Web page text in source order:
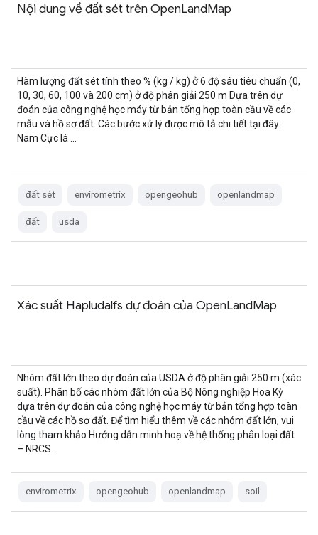
Nội dung về đất sét trên OpenLandMap
Hàm lượng đất sét tính theo % (kg / kg) ở 6 độ sâu tiêu chuẩn (0,
10, 30, 60, 100 và 200 cm) ở độ phân giải 250 m Dựa trên dự
đoán của công nghệ học máy từ bản tổng hợp toàn cầu về các
mẫu và hồ sơ đất. Các bước xử lý được mô tả chi tiết tại đây.
Nam Cực là …
đất sét envirometrix opengeohub openlandmap
đất usda
Xác suất Hapludalfs dự đoán của OpenLandMap
Nhóm đất lớn theo dự đoán của USDA ở độ phân giải 250 m (xác
suất). Phân bố các nhóm đất lớn của Bộ Nông nghiệp Hoa Kỳ
dựa trên dự đoán của công nghệ học máy từ bản tổng hợp toàn
cầu về các hồ sơ đất. Để tìm hiểu thêm về các nhóm đất lớn, vui
lòng tham khảo Hướng dẫn minh hoạ về hệ thống phân loại đất
– NRCS…
envirometrix opengeohub openlandmap soil